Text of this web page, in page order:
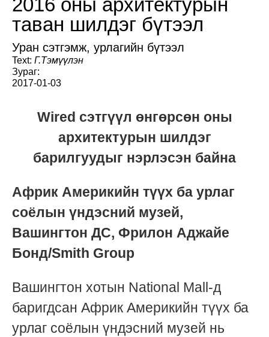
2016 оны архитектурын
таван шилдэг бүтээл
Уран сэтгэмж, урлагийн бүтээл
Text: Г.Тэмүүлэн
Зураг:
2017-01-03
Wired сэтгүүл өнгөрсөн оны
архитектурын шилдэг
барилгуудыг нэрлэсэн байна
Африк Америкийн түүх ба урлаг
соёлын үндэсний музей,
Вашингтон ДС, Фрилон Аджайе
Бонд/Smith Group
Вашингтон хотын National Mall-д
баригдсан Африк Америкийн түүх ба
урлаг соёлын үндэсний музей нь